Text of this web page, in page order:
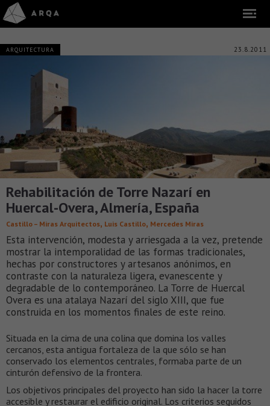
ARQUITECTURA 23.8.2011
Rehabilitación de Torre Nazarí en
Huercal-Overa, Almería, España
Castillo – Miras Arquitectos, Luis Castillo, Mercedes Miras
Esta intervención, modesta y arriesgada a la vez, pretende
mostrar la intemporalidad de las formas tradicionales,
hechas por constructores y artesanos anónimos, en
contraste con la naturaleza ligera, evanescente y
degradable de lo contemporáneo. La Torre de Huercal
Overa es una atalaya Nazarí del siglo XIII, que fue
construida en los momentos finales de este reino.
Situada en la cima de una colina que domina los valles
cercanos, esta antigua fortaleza de la que sólo se han
conservado los elementos centrales, formaba parte de un
cinturón defensivo de la frontera.
Los objetivos principales del proyecto han sido la hacer la torre
accesible y restaurar el edificio original. Los criterios seguidos